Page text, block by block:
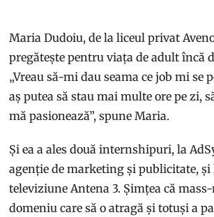
Maria Dudoiu, de la liceul privat
pregătește pentru viața de adult încă
„Vreau să-mi dau seama ce job mi se
aș putea să stau mai multe ore pe zi,
mă pasionează”, spune Maria.
Și ea a ales două internshipuri, la
agenție de marketing și publicitate, și
televiziune Antena 3. Șimțea că
domeniu care să o atragă și totuși a